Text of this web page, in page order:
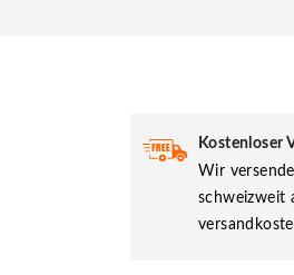
Kostenloser
Wir
schweizweit